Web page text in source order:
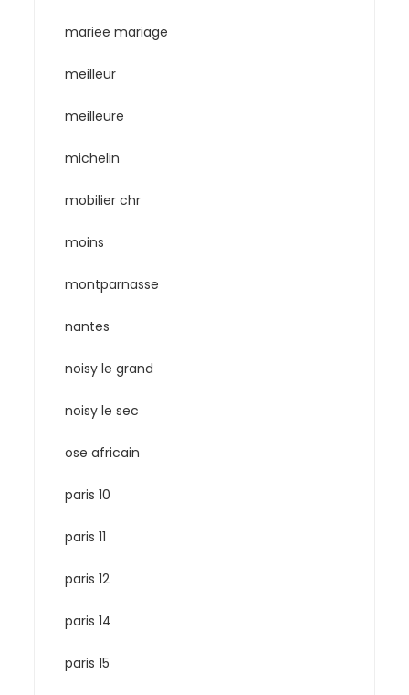
mariee mariage
meilleur
meilleure
michelin
mobilier chr
moins
montparnasse
nantes
noisy le grand
noisy le sec
ose africain
paris 10
paris 11
paris 12
paris 14
paris 15